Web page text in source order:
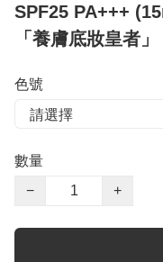
SPF25 PA+++
「養膚底妝皇者」
色號
數量
−
+